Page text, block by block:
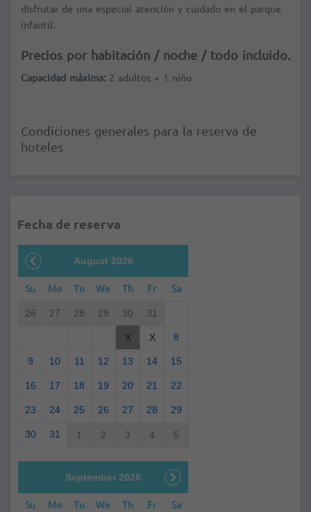
disfrutar de una especial atención y cuidado en el parque
infantil.
Precios por habitación / noche / todo incluido.
Capacidad máxima: 2 adultos + 1 niño
Condiciones generales para la reserva de
hoteles
Fecha de reserva
August 2026
Su Mo Tu We Th Fr Sa
26 27 28 29 30 31
X X 8
9 10 11 12 13 14 15
16 17 18 19 20 21 22
23 24 25 26 27 28 29
30 31 1 2 3 4 5
September 2026
Su Mo Tu We Th Fr Sa